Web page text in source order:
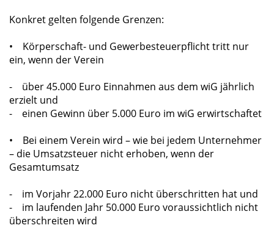
Konkret gelten folgende Grenzen:
• Körperschaft- und Gewerbesteuerpflicht tritt nur
ein, wenn der Verein
- über 45.000 Euro Einnahmen aus dem wiG jährlich
erzielt und
- einen Gewinn über 5.000 Euro im wiG erwirtschaftet
• Bei einem Verein wird – wie bei jedem Unternehmer
– die Umsatzsteuer nicht erhoben, wenn der
Gesamtumsatz
- im Vorjahr 22.000 Euro nicht überschritten hat und
- im laufenden Jahr 50.000 Euro voraussichtlich nicht
überschreiten wird